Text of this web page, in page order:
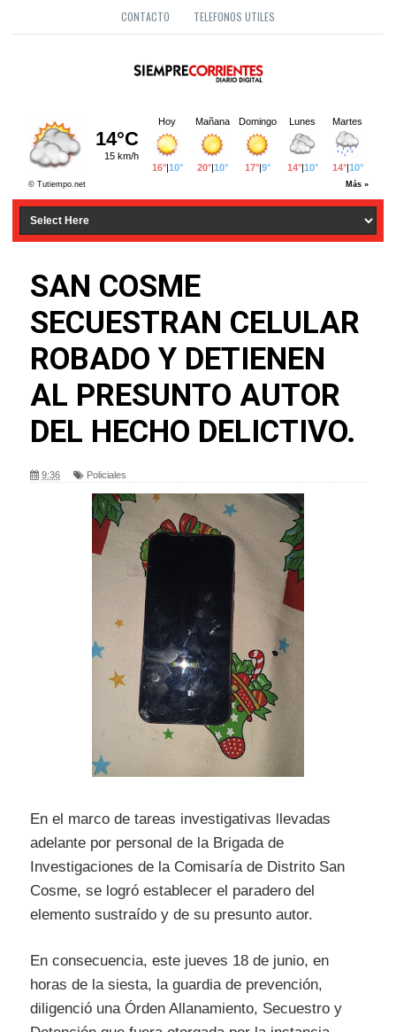
CONTACTO TELEFONOS UTILES
SAN COSME
SECUESTRAN CELULAR
ROBADO Y DETIENEN
AL PRESUNTO AUTOR
DEL HECHO DELICTIVO.
9:36 Policiales
En el marco de tareas investigativas llevadas
adelante por personal de la Brigada de
Investigaciones de la Comisaría de Distrito San
Cosme, se logró establecer el paradero del
elemento sustraído y de su presunto autor.
En consecuencia, este jueves 18 de junio, en
horas de la siesta, la guardia de prevención,
diligenció una Órden Allanamiento, Secuestro y